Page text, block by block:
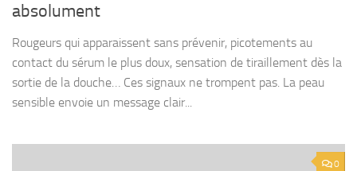
absolument
Rougeurs qui apparaissent sans prévenir, picotements au
contact du sérum le plus doux, sensation de tiraillement dès la
sortie de la douche… Ces signaux ne trompent pas. La peau
sensible envoie un message clair...
0